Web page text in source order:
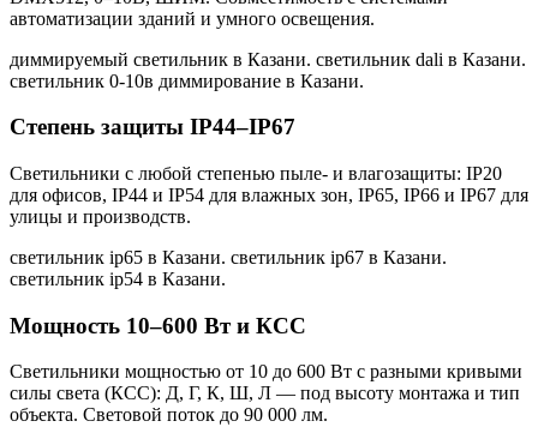
автоматизации зданий и умного освещения.
диммируемый светильник в Казани. светильник dali в Казани.
светильник 0-10в диммирование в Казани.
Степень защиты IP44–IP67
Светильники с любой степенью пыле- и влагозащиты: IP20
для офисов, IP44 и IP54 для влажных зон, IP65, IP66 и IP67 для
улицы и производств.
светильник ip65 в Казани. светильник ip67 в Казани.
светильник ip54 в Казани.
Мощность 10–600 Вт и КСС
Светильники мощностью от 10 до 600 Вт с разными кривыми
силы света (КСС): Д, Г, К, Ш, Л — под высоту монтажа и тип
объекта. Световой поток до 90 000 лм.